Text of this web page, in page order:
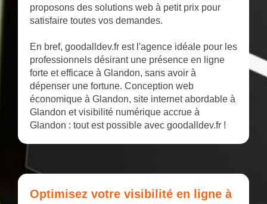
proposons des solutions web à petit prix pour
satisfaire toutes vos demandes.
En bref, goodalldev.fr est l'agence idéale pour les
professionnels désirant une présence en ligne
forte et efficace à Glandon, sans avoir à
dépenser une fortune. Conception web
économique à Glandon, site internet abordable à
Glandon et visibilité numérique accrue à
Glandon : tout est possible avec goodalldev.fr !
Optimisez votre visibilité en ligne à